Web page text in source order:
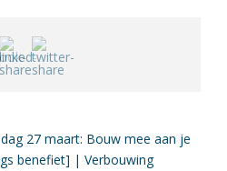
27 maart: Bouw mee aan je
benefiet] | Verbouwing